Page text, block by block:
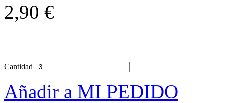
2,90 €
Cantidad
Añadir a MI PEDIDO